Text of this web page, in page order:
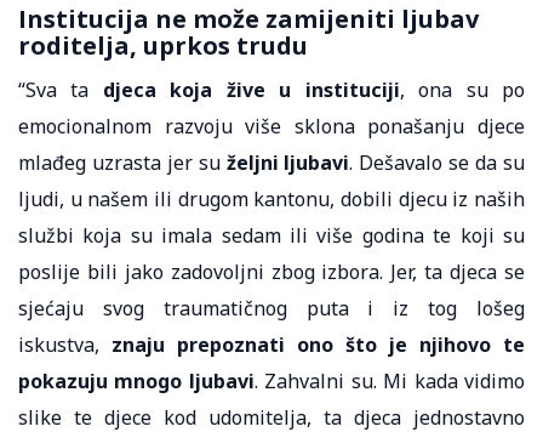
Institucija ne može zamijeniti ljubav
roditelja, uprkos trudu
“Sva ta djeca koja žive u instituciji, ona su po
emocionalnom razvoju više sklona ponašanju djece
mlađeg uzrasta jer su željni ljubavi. Dešavalo se da su
ljudi, u našem ili drugom kantonu, dobili djecu iz naših
službi koja su imala sedam ili više godina te koji su
poslije bili jako zadovoljni zbog izbora. Jer, ta djeca se
sjećaju svog traumatičnog puta i iz tog lošeg
iskustva, znaju prepoznati ono što je njihovo te
pokazuju mnogo ljubavi. Zahvalni su. Mi kada vidimo
slike te djece kod udomitelja, ta djeca jednostavno